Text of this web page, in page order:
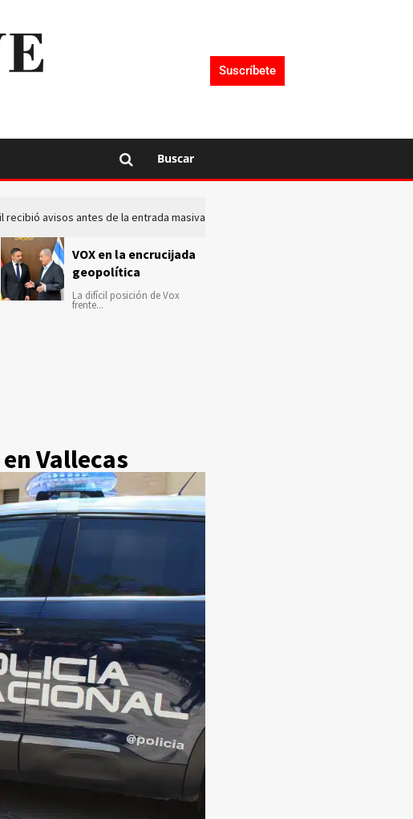
Suscríbete
Buscar
recibió avisos antes de la entrada masiva de inmigrantes en Ceuta
VOX en la encrucijada
geopolítica
La difícil posición de Vox
frente...
Vallecas